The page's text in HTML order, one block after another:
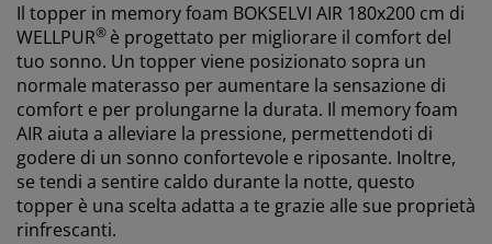
Il topper in memory foam BOKSELVI AIR 180x200 cm di
WELLPUR® è progettato per migliorare il comfort del
tuo sonno. Un topper viene posizionato sopra un
normale materasso per aumentare la sensazione di
comfort e per prolungarne la durata. Il memory foam
AIR aiuta a alleviare la pressione, permettendoti di
godere di un sonno confortevole e riposante. Inoltre,
se tendi a sentire caldo durante la notte, questo
topper è una scelta adatta a te grazie alle sue proprietà
rinfrescanti.